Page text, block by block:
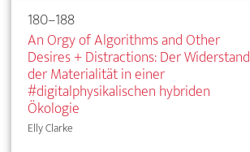
180–188
An Orgy of Algorithms and Other
Desires + Distractions: Der Widerstand
der Materialität in einer
#digitalphysikalischen hybriden
Ökologie
Elly Clarke